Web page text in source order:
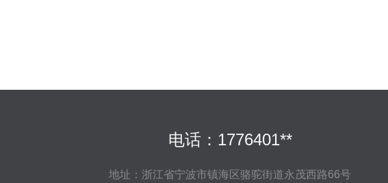
电话：1776401**
地址：浙江省宁波市镇海区骆驼街道永茂西路66号